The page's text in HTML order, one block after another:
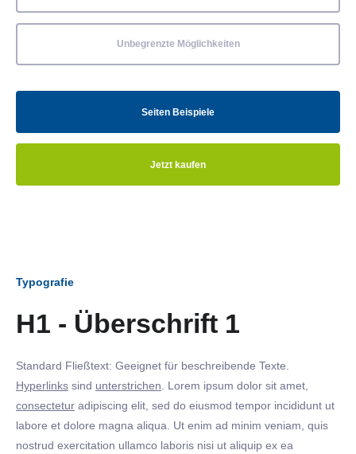
Unbegrenzte Möglichkeiten
Seiten Beispiele
Jetzt kaufen
Typografie
H1 - Überschrift 1
Standard Fließtext: Geeignet für beschreibende Texte.
Hyperlinks sind unterstrichen . Lorem ipsum dolor sit amet,
consectetur adipiscing elit, sed do eiusmod tempor incididunt ut
labore et dolore magna aliqua. Ut enim ad minim veniam, quis
nostrud exercitation ullamco laboris nisi ut aliquip ex ea